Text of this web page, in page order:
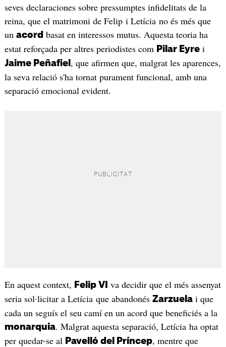
seves declaraciones sobre pressumptes infidelitats de la
reina, que el matrimoni de Felip i Letícia no és més que
un acord basat en interessos mutus. Aquesta teoria ha
estat reforçada per altres periodistes com Pilar Eyrei
Jaime Peñafiel , que afirmen que, malgrat les aparences,
la seva relació s'ha tornat purament funcional, amb una
separació emocional evident.
En aquest context, Felip VI
va decidir que el més assenyat
seria sol·licitar a Letícia que abandonés Zarzuelai que
cada un seguís el seu camí en un acord que beneficiés a la
monarquia. Malgrat aquesta separació, Letícia ha optat
per quedar-se al Pavelló del Príncep, mentre que